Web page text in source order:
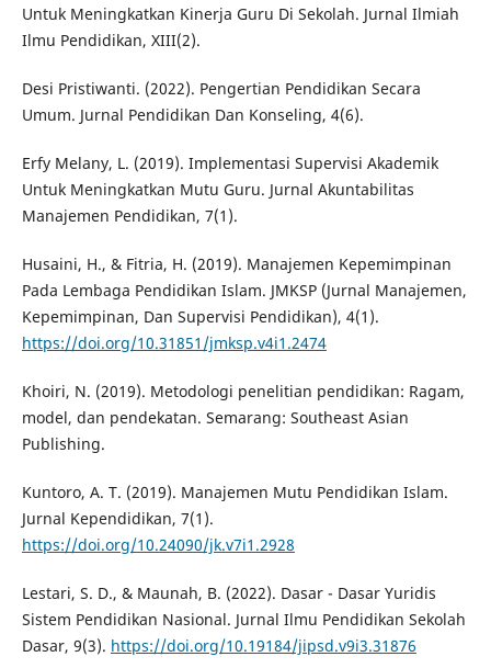
Untuk Meningkatkan Kinerja Guru Di Sekolah. Jurnal Ilmiah
Ilmu Pendidikan, XIII(2).
Desi Pristiwanti. (2022). Pengertian Pendidikan Secara
Umum. Jurnal Pendidikan Dan Konseling, 4(6).
Erfy Melany, L. (2019). Implementasi Supervisi Akademik
Untuk Meningkatkan Mutu Guru. Jurnal Akuntabilitas
Manajemen Pendidikan, 7(1).
Husaini, H., & Fitria, H. (2019). Manajemen Kepemimpinan
Pada Lembaga Pendidikan Islam. JMKSP (Jurnal Manajemen,
Kepemimpinan, Dan Supervisi Pendidikan), 4(1).
https://doi.org/10.31851/jmksp.v4i1.2474
Khoiri, N. (2019). Metodologi penelitian pendidikan: Ragam,
model, dan pendekatan. Semarang: Southeast Asian
Publishing.
Kuntoro, A. T. (2019). Manajemen Mutu Pendidikan Islam.
Jurnal Kependidikan, 7(1).
https://doi.org/10.24090/jk.v7i1.2928
Lestari, S. D., & Maunah, B. (2022). Dasar - Dasar Yuridis
Sistem Pendidikan Nasional. Jurnal Ilmu Pendidikan Sekolah
Dasar, 9(3). https://doi.org/10.19184/jipsd.v9i3.31876